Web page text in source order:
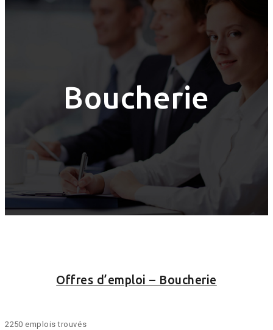
Boucherie
Offres d’emploi – Boucherie
2250 emplois trouvés